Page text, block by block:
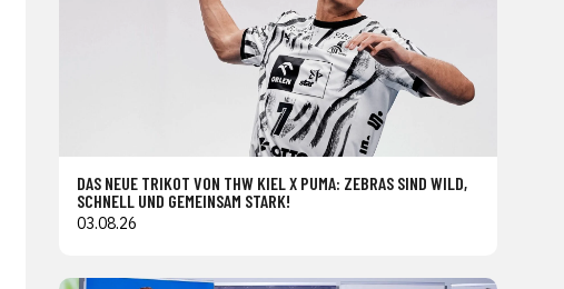
DAS NEUE TRIKOT VON THW KIEL X PUMA: ZEBRAS SIND WILD,
SCHNELL UND GEMEINSAM STARK!
03.08.26